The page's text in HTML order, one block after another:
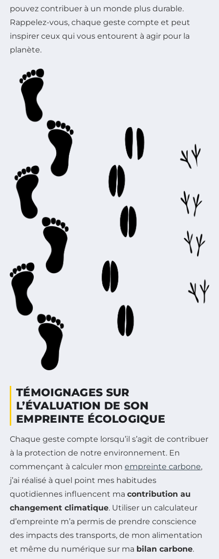
pouvez contribuer à un monde plus durable.
Rappelez-vous, chaque geste compte et peut
inspirer ceux qui vous entourent à agir pour la
planète.
TÉMOIGNAGES SUR
L’ÉVALUATION DE SON
EMPREINTE ÉCOLOGIQUE
Chaque geste compte lorsqu’il s’agit de contribuer
à la protection de notre environnement. En
commençant à calculer mon empreinte carbone,
j’ai réalisé à quel point mes habitudes
quotidiennes influencent ma contribution au
changement climatique. Utiliser un calculateur
d’empreinte m’a permis de prendre conscience
des impacts des transports, de mon alimentation
et même du numérique sur ma bilan carbone.